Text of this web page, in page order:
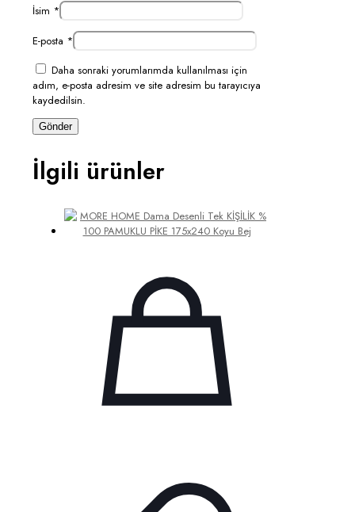
İsim *
E-posta *
Daha sonraki yorumlarımda kullanılması için
adım, e-posta adresim ve site adresim bu tarayıcıya
kaydedilsin.
İlgili ürünler